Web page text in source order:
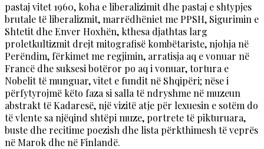
pastaj vitet 1960, koha e liberalizimit dhe pastaj e shtypjes
brutale të liberalizmit, marrëdhëniet me PPSH, Sigurimin e
Shtetit dhe Enver Hoxhën, kthesa djathtas larg
proletkultizmit drejt mitografisë kombëtariste, njohja në
Perëndim, fërkimet me regjimin, arratisja aq e vonuar në
Francë dhe suksesi botëror po aq i vonuar, tortura e
Nobelit të munguar, vitet e fundit në Shqipëri; nëse i
përfytyrojmë këto faza si salla të ndryshme në muzeun
abstrakt të Kadaresë, një vizitë atje për lexuesin e sotëm do
të vlente sa njëqind shtëpi muze, portrete të pikturuara,
buste dhe recitime poezish dhe lista përkthimesh të veprës
në Marok dhe në Finlandë.